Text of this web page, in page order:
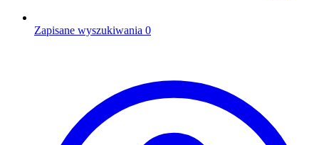
Zapisane wyszukiwania 0